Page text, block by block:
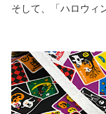
そして、「ハロウィ